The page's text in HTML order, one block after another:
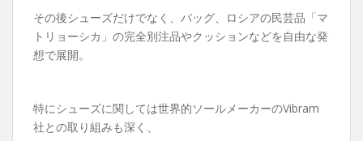
その後シューズだけでなく、バッグ、ロシアの民芸品「マ
トリョーシカ」の完全別注品やクッションなどを自由な発
想で展開。
特にシューズに関しては世界的ソールメーカーのVibram
社との取り組みも深く、